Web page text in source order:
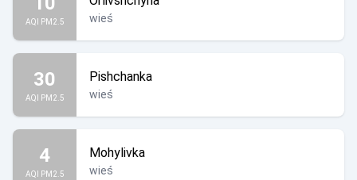
AQI PM2.5 wieś
30
AQI PM2.5
Pishchanka
wieś
4
AQI PM2.5
Mohylivka
wieś